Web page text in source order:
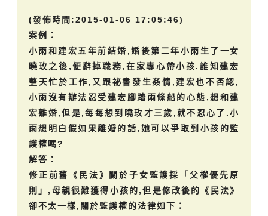
(發佈時間:2015-01-06 17:05:46)
案例：
小雨和建宏五年前結婚,婚後第二年小雨生了一女
曉玫之後,便辭掉職務,在家專心帶小孩.誰知建宏
整天忙於工作,又跟祕書發生姦情,建宏也不否認,
小雨沒有辦法忍受建宏腳踏兩條船的心態,想和建
宏離婚,但是,每每想到曉玫才三歲,就不忍心了.小
雨想明白假如果離婚的話,她可以爭取到小孩的監
護權嗎?
解答：
修正前舊《民法》關於子女監護採「父權優先原
則」,母親很難獲得小孩的,但是修改後的《民法》
卻不太一樣,關於監護權的法律如下：